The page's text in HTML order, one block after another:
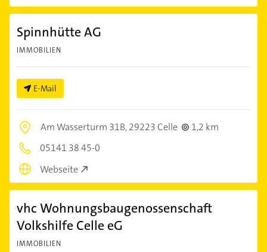
Spinnhütte AG
IMMOBILIEN
E-Mail
Am Wasserturm 31B,29223 Celle
1,2 km
05141 38 45-0
Webseite
vhc Wohnungsbaugenossenschaft
Volkshilfe Celle eG
IMMOBILIEN